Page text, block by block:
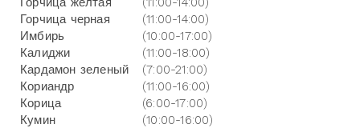
Горчица черная
(11:00-14:00)
Имбирь
(10:00-17:00)
Калиджи
(11:00-18:00)
Кардамон зеленый
(7:00-21:00)
Кориандр
(11:00-16:00)
Корица
(6:00-17:00)
Кумин
(10:00-16:00)